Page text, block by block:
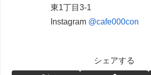
東1丁目3-1
Instagram @cafe000con
シェアする